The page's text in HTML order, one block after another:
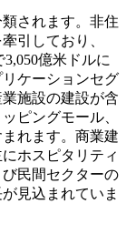
されます。非住
引しており、
億米ドルに
ケーションセグ
施設の建設が含
ピングモール、
れます。商業建
ホスピタリティ
民間セクターの
見込まれていま